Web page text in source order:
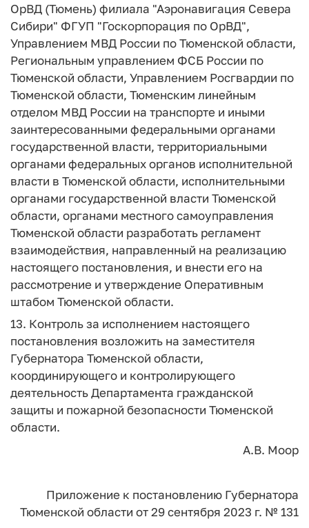
ОрВД (Тюмень) филиала "Аэронавигация Севера
Сибири" ФГУП "Госкорпорация по ОрВД",
Управлением МВД России по Тюменской области,
Региональным управлением ФСБ России по
Тюменской области, Управлением Росгвардии по
Тюменской области, Тюменским линейным
отделом МВД России на транспорте и иными
заинтересованными федеральными органами
государственной власти, территориальными
органами федеральных органов исполнительной
власти в Тюменской области, исполнительными
органами государственной власти Тюменской
области, органами местного самоуправления
Тюменской области разработать регламент
взаимодействия, направленный на реализацию
настоящего постановления, и внести его на
рассмотрение и утверждение Оперативным
штабом Тюменской области.
13. Контроль за исполнением настоящего
постановления возложить на заместителя
Губернатора Тюменской области,
координирующего и контролирующего
деятельность Департамента гражданской
защиты и пожарной безопасности Тюменской
области.
А.В. Моор
Приложение к постановлению Губернатора
Тюменской области от 29 сентября 2023 г. № 131